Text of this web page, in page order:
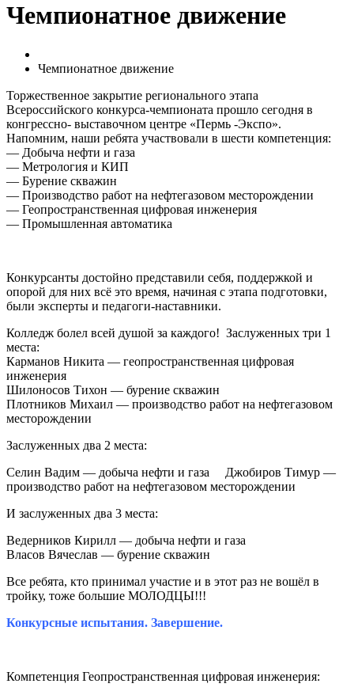
Чемпионатное движение
Чемпионатное движение
Торжественное закрытие регионального этапа
Всероссийского конкурса-чемпионата прошло сегодня в
конгрессно- выставочном центре «Пермь -Экспо».
Напомним, наши ребята участвовали в шести компетенция:
— Добыча нефти и газа
— Метрология и КИП
— Бурение скважин
— Производство работ на нефтегазовом месторождении
— Геопространственная цифровая инженерия
— Промышленная автоматика
Конкурсанты достойно представили себя, поддержкой и
опорой для них всё это время, начиная с этапа подготовки,
были эксперты и педагоги-наставники.
Колледж болел всей душой за каждого! Заслуженных три 1
места:
Карманов Никита — геопространственная цифровая
инженерия
Шилоносов Тихон — бурение скважин
Плотников Михаил — производство работ на нефтегазовом
месторождении
Заслуженных два 2 места:
Селин Вадим — добыча нефти и газа Джобиров Тимур —
производство работ на нефтегазовом месторождении
И заслуженных два 3 места:
Ведерников Кирилл — добыча нефти и газа
Власов Вячеслав — бурение скважин
Все ребята, кто принимал участие и в этот раз не вошёл в
тройку, тоже большие МОЛОДЦЫ!!!
Конкурсные испытания. Завершение.
Компетенция Геопространственная цифровая инженерия: